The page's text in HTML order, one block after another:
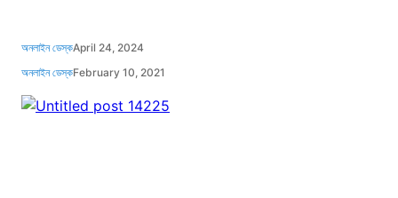
অনলাইন ডেস্কApril 24, 2024
অনলাইন ডেস্কFebruary 10, 2021